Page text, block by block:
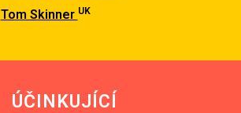
Tom Skinner UK
ÚČINKUJÍCÍ